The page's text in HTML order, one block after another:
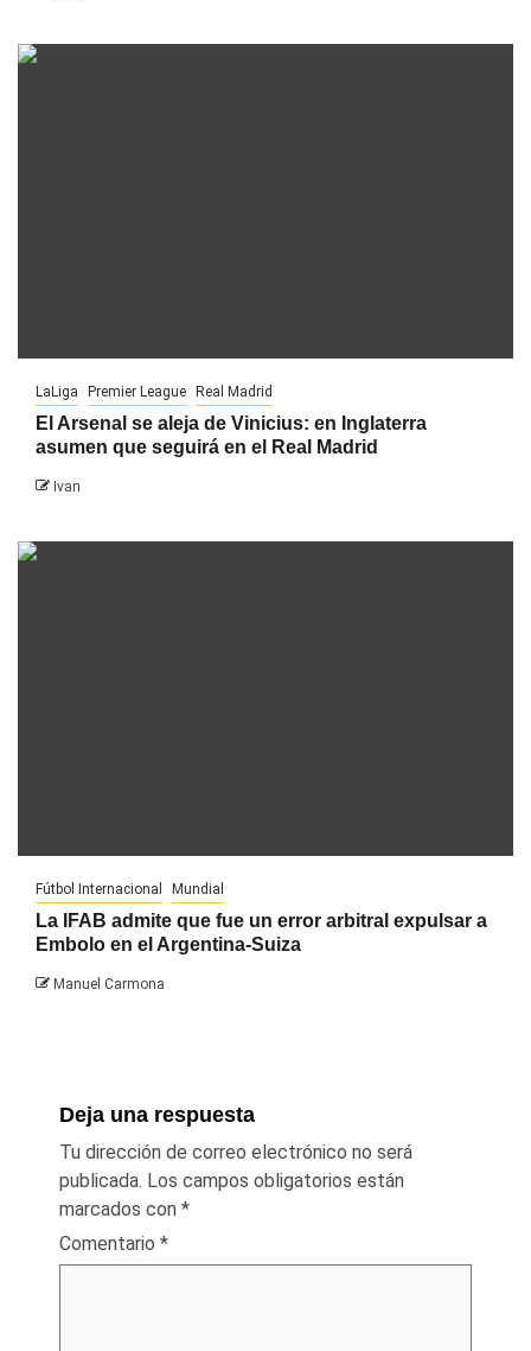
LaLiga Premier League Real Madrid
El Arsenal se aleja de Vinicius: en Inglaterra
asumen que seguirá en el Real Madrid
Ivan
Fútbol Internacional Mundial
La IFAB admite que fue un error arbitral expulsar a
Embolo en el Argentina-Suiza
Manuel Carmona
Deja una respuesta
Tu dirección de correo electrónico no será
publicada. Los campos obligatorios están
marcados con *
Comentario *